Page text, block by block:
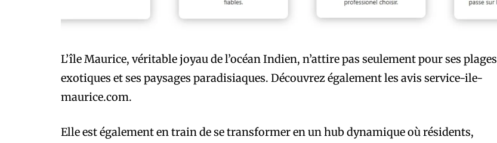
L’île Maurice, véritable joyau de l’océan Indien, n’attire pas seulement pour ses plages
exotiques et ses paysages paradisiaques. Découvrez également les avis service-ile-
maurice.com.
Elle est également en train de se transformer en un hub dynamique où résidents,